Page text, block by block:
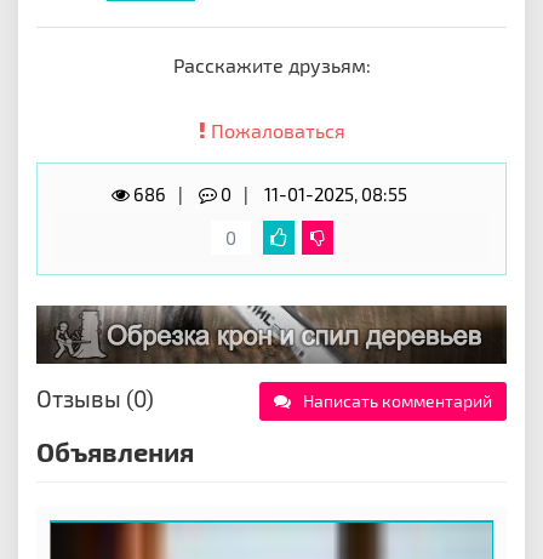
Расскажите друзьям:
Пожаловаться
686 0
11-01-2025, 08:55
0
Отзывы (0) Написать комментарий
Объявления